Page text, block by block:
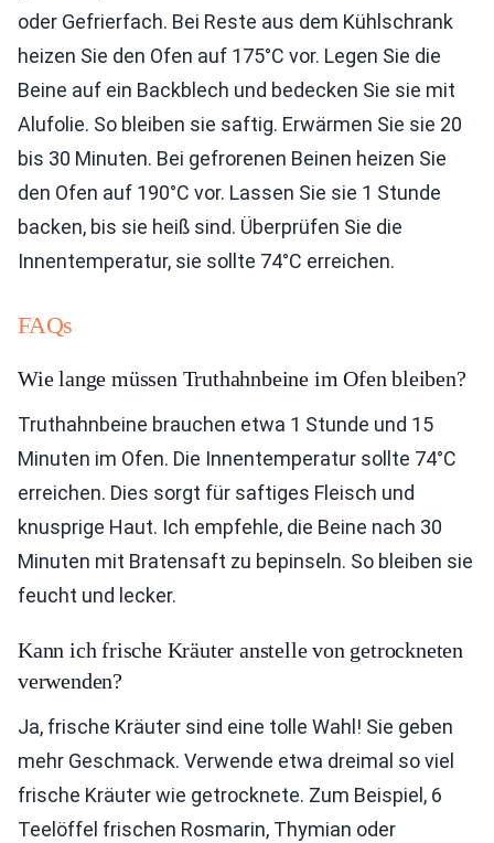
oder Gefrierfach. Bei Reste aus dem Kühlschrank
heizen Sie den Ofen auf 175°C vor. Legen Sie die
Beine auf ein Backblech und bedecken Sie sie mit
Alufolie. So bleiben sie saftig. Erwärmen Sie sie 20
bis 30 Minuten. Bei gefrorenen Beinen heizen Sie
den Ofen auf 190°C vor. Lassen Sie sie 1 Stunde
backen, bis sie heiß sind. Überprüfen Sie die
Innentemperatur, sie sollte 74°C erreichen.
FAQs
Wie lange müssen Truthahnbeine im Ofen bleiben?
Truthahnbeine brauchen etwa 1 Stunde und 15
Minuten im Ofen. Die Innentemperatur sollte 74°C
erreichen. Dies sorgt für saftiges Fleisch und
knusprige Haut. Ich empfehle, die Beine nach 30
Minuten mit Bratensaft zu bepinseln. So bleiben sie
feucht und lecker.
Kann ich frische Kräuter anstelle von getrockneten
verwenden?
Ja, frische Kräuter sind eine tolle Wahl! Sie geben
mehr Geschmack. Verwende etwa dreimal so viel
frische Kräuter wie getrocknete. Zum Beispiel, 6
Teelöffel frischen Rosmarin, Thymian oder